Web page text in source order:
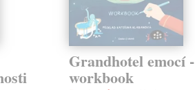
Grandhotel emocí -
workbook